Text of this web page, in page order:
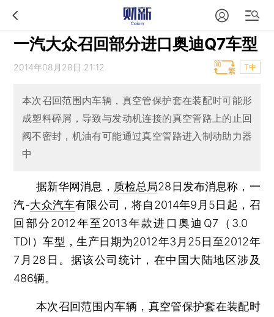
一汽大众召回部分进口奥迪Q7车型
2014年08月28日 21:12 T中
本次召回范围内车辆，真空管保护套在装配时可能形
成塑料碎屑，导致与发动机连接的真空管路上的止回
阀不密封，机油有可能通过真空管路进入制动助力器
中
据新华网消息， 质检总局28日发布消息称，一
汽-大众汽车有限公司，将自2014年9月5日起，召
回部分2012年至2013年款进口奥迪Q7（3.0
TDI）车型，生产日期为2012年3月25日至2012年
7月28日。据该公司统计，在中国大陆地区涉及
486辆。
本次召回范围内车辆，真空管保护套在装配时